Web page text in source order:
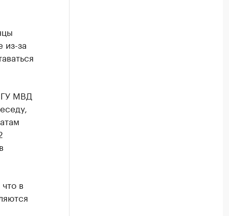
из-за
ГУ МВД
в